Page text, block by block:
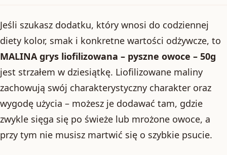
Jeśli szukasz dodatku, który wnosi do codziennej
diety kolor, smak i konkretne wartości odżywcze, to
MALINA grys liofilizowana – pyszne owoce – 50g
jest strzałem w dziesiątkę. Liofilizowane maliny
zachowują swój charakterystyczny charakter oraz
wygodę użycia – możesz je dodawać tam, gdzie
zwykle sięga się po świeże lub mrożone owoce, a
przy tym nie musisz martwić się o szybkie psucie.